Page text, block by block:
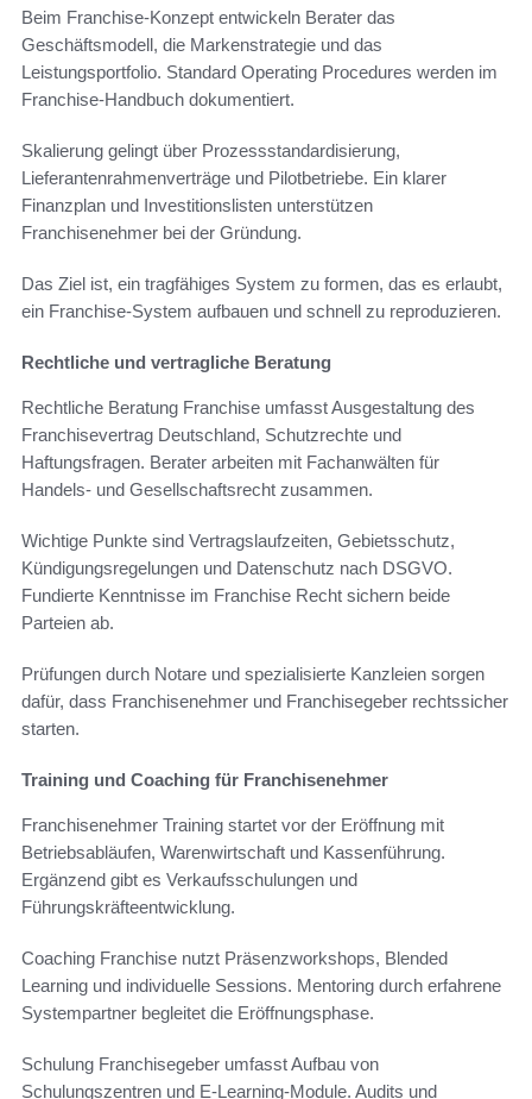
Beim Franchise-Konzept entwickeln Berater das
Geschäftsmodell, die Markenstrategie und das
Leistungsportfolio. Standard Operating Procedures werden im
Franchise-Handbuch dokumentiert.
Skalierung gelingt über Prozessstandardisierung,
Lieferantenrahmenverträge und Pilotbetriebe. Ein klarer
Finanzplan und Investitionslisten unterstützen
Franchisenehmer bei der Gründung.
Das Ziel ist, ein tragfähiges System zu formen, das es erlaubt,
ein Franchise-System aufbauen und schnell zu reproduzieren.
Rechtliche und vertragliche Beratung
Rechtliche Beratung Franchise umfasst Ausgestaltung des
Franchisevertrag Deutschland, Schutzrechte und
Haftungsfragen. Berater arbeiten mit Fachanwälten für
Handels- und Gesellschaftsrecht zusammen.
Wichtige Punkte sind Vertragslaufzeiten, Gebietsschutz,
Kündigungsregelungen und Datenschutz nach DSGVO.
Fundierte Kenntnisse im Franchise Recht sichern beide
Parteien ab.
Prüfungen durch Notare und spezialisierte Kanzleien sorgen
dafür, dass Franchisenehmer und Franchisegeber rechtssicher
starten.
Training und Coaching für Franchisenehmer
Franchisenehmer Training startet vor der Eröffnung mit
Betriebsabläufen, Warenwirtschaft und Kassenführung.
Ergänzend gibt es Verkaufsschulungen und
Führungskräfteentwicklung.
Coaching Franchise nutzt Präsenzworkshops, Blended
Learning und individuelle Sessions. Mentoring durch erfahrene
Systempartner begleitet die Eröffnungsphase.
Schulung Franchisegeber umfasst Aufbau von
Schulungszentren und E-Learning-Module. Audits und